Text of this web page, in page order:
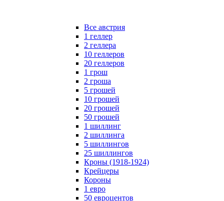
Все австрия
1 геллер
2 геллера
10 геллеров
20 геллеров
1 грош
2 гроша
5 грошей
10 грошей
20 грошей
50 грошей
1 шиллинг
2 шиллинга
5 шиллингов
25 шиллингов
Кроны (1918-1924)
Крейцеры
Короны
1 евро
50 евроцентов